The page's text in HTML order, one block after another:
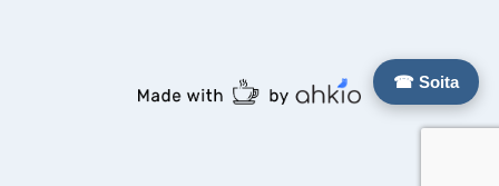
☎ Soita